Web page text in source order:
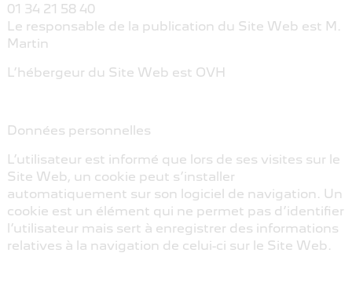
01 34 21 58 40
Le responsable de la publication du Site Web est M.
Martin
L’hébergeur du Site Web est OVH
Données personnelles
L’utilisateur est informé que lors de ses visites sur le
Site Web, un cookie peut s’installer
automatiquement sur son logiciel de navigation. Un
cookie est un élément qui ne permet pas d’identifier
l’utilisateur mais sert à enregistrer des informations
relatives à la navigation de celui-ci sur le Site Web.